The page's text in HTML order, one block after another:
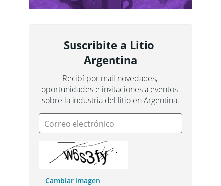
Suscribite a Litio
Argentina
Recibí por mail novedades,
oportunidades e invitaciones a eventos
sobre la industria del litio en Argentina.
Correo electrónico
Cambiar imagen